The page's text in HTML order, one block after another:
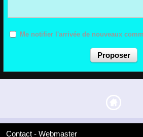
Me notifier l'arrivée de nouveaux
Contact - Webmaster